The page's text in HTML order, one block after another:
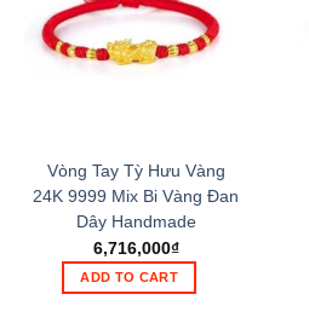
Vòng Tay Tỳ Hưu Vàng
24K 9999 Mix Bi Vàng Đan
Dây Handmade
6,716,000₫
ADD TO CART